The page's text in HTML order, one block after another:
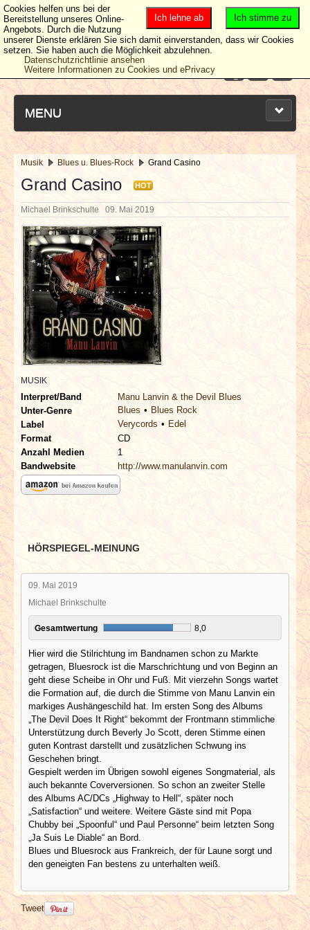
MENU
NEUESTE ARTIKEL
NEWS & DATES
BERICHTE
VERLOSUNGEN
INTERVIEWS
SPECIALS
REDAKTION
LINKS
ARCHIV
Musik Blues u. Blues-Rock Grand Casino
Grand Casino HOT
Michael Brinkschulte 09. Mai 2019
MUSIK
Interpret/Band
Manu Lanvin & the Devil Blues
Unter-Genre
Blues
Blues Rock
Label
Verycords
Edel
Format
CD
Anzahl Medien
1
Bandwebsite
http://www.manulanvin.com
HÖRSPIEGEL-MEINUNG
09. Mai 2019
Michael Brinkschulte
Gesamtwertung 8,0
Hier wird die Stilrichtung im Bandnamen schon zu Markte
getragen, Bluesrock ist die Marschrichtung und von Beginn an
geht diese Scheibe in Ohr und Fuß. Mit vierzehn Songs wartet
die Formation auf, die durch die Stimme von Manu Lanvin ein
markiges Aushängeschild hat. Im ersten Song des Albums
„The Devil Does It Right“ bekommt der Frontmann stimmliche
Unterstützung durch Beverly Jo Scott, deren Stimme einen
guten Kontrast darstellt und zusätzlichen Schwung ins
Geschehen bringt.
Gespielt werden im Übrigen sowohl eigenes Songmaterial, als
auch bekannte Coverversionen. So schon an zweiter Stelle
des Albums AC/DCs „Highway to Hell“, später noch
„Satisfaction“ und weitere. Weitere Gäste sind mit Popa
Chubby bei „Spoonful“ und Paul Personne“ beim letzten Song
„Ja Suis Le Diable“ an Bord.
Blues und Bluesrock aus Frankreich, der für Laune sorgt und
den geneigten Fan bestens zu unterhalten weiß.
Tweet
Ich stimme zu
Ich lehne ab
Cookies helfen uns bei der
Bereitstellung unseres Online-
Angebots. Durch die Nutzung
unserer Dienste erklären Sie sich damit einverstanden, dass wir Cookies
setzen. Sie haben auch die Möglichkeit abzulehnen.
Datenschutzrichtlinie ansehen
Weitere Informationen zu Cookies und ePrivacy